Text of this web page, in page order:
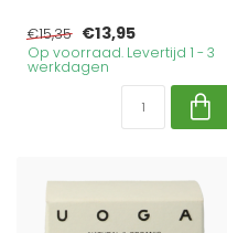
€15,35 €13,95
Op voorraad. Levertijd 1 - 3
werkdagen